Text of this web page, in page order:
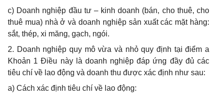
c) Doanh nghiệp đầu tư – kinh doanh (bán, cho thuê, cho
thuê mua) nhà ở và doanh nghiệp sản xuất các mặt hàng:
sắt, thép, xi măng, gạch, ngói.
2. Doanh nghiệp quy mô vừa và nhỏ quy định tại điểm a
Khoản 1 Điều này là doanh nghiệpđáp ứng đầy đủ các
tiêu chí về lao động và doanh thu được xác định như sau:
a) Cách xác định tiêu chí về lao động: